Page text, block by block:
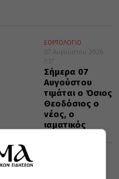
ΕΟΡΤΟΛΟΓΙΟ
07 Αυγούστου 2026
7:37
Σήμερα 07
Αυγούστου
τιμάται ο Όσιος
Θεοδόσιος ο
νέος, ο
ιαματικός